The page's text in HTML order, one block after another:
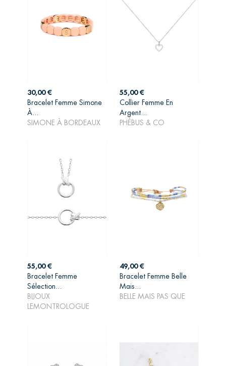
Prix
30,00 €
Bracelet Femme Simone
À...
SIMONE À BORDEAUX
AJOUTER AU
Prix
55,00 €
Collier Femme En
Argent...
PHÉBUS & CO
AJOUTER AU
Prix
55,00 €
Bracelet Femme
Sélection...
BIJOUX
LEMONTROLOGUE
AJOUTER AU
Prix
49,00 €
Bracelet Femme Belle
Mais...
BELLE MAIS PAS QUE
AJOUTER AU
PANIER